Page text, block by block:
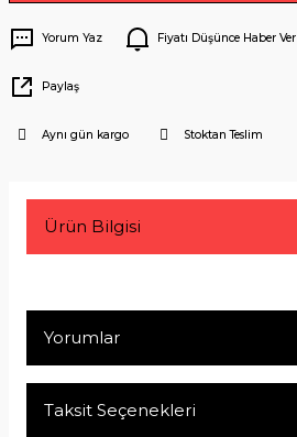
Yorum Yaz Fiyatı Düşünce Haber Ver
Paylaş
Aynı gün kargo Stoktan Teslim
Ürün Bilgisi
Yorumlar
Taksit Seçenekleri